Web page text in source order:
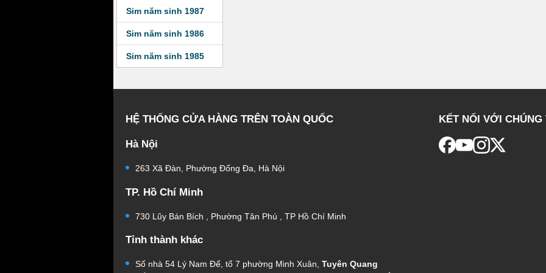
Sim năm sinh 1987
Sim năm sinh 1986
Sim năm sinh 1985
HỆ THỐNG CỬA HÀNG TRÊN TOÀN QUỐC
Hà Nội
263 Xã Đàn, Phường Đống Đa, Hà Nội
TP. Hồ Chí Minh
730 Lũy Bán Bích , Phường Tân Phú , TP Hồ Chí Minh
Tỉnh thành khác
Số nhà 54 Lý Nam Đế, tổ 7 phường Minh Xuân, Tuyên Quang
KẾT NỐI VỚI CHÚNG